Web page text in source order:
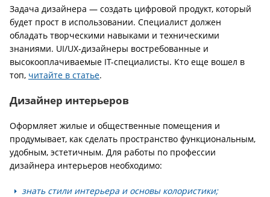
Задача дизайнера — создать цифровой продукт, который
будет прост в использовании. Специалист должен
обладать творческими навыками и техническими
знаниями. UI/UX-дизайнеры востребованные и
высокооплачиваемые IT-специалисты. Кто еще вошел в
топ, читайте в статье.
Дизайнер интерьеров
Оформляет жилые и общественные помещения и
продумывает, как сделать пространство функциональным,
удобным, эстетичным. Для работы по профессии
дизайнера интерьеров необходимо:
знать стили интерьера и основы колористики;